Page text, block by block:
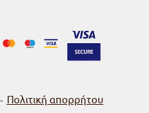
- Πολιτική απορρήτου